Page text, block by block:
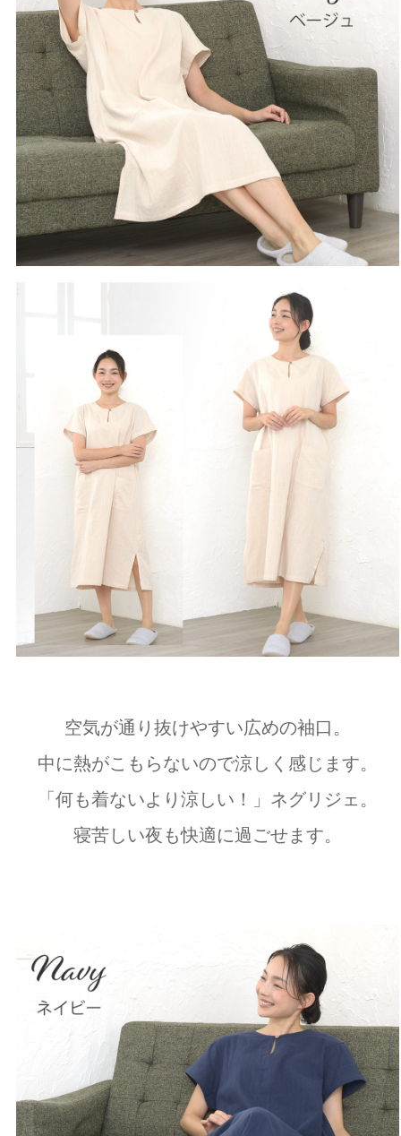
空気が通り抜けやすい広めの袖口。
中に熱がこもらないので涼しく感じます。
「何も着ないより涼しい！」ネグリジェ。
寝苦しい夜も快適に過ごせます。